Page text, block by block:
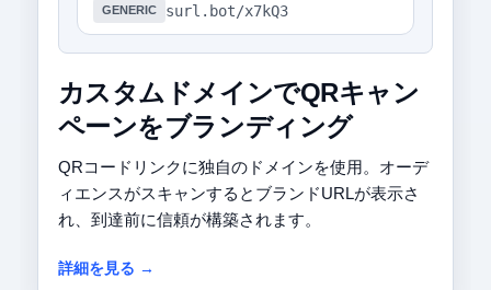
GENERIC surl.bot/x7kQ3
カスタムドメインでQRキャン
ペーンをブランディング
QRコードリンクに独自のドメインを使用。オーデ
ィエンスがスキャンするとブランドURLが表示さ
れ、到達前に信頼が構築されます。
詳細を見る →